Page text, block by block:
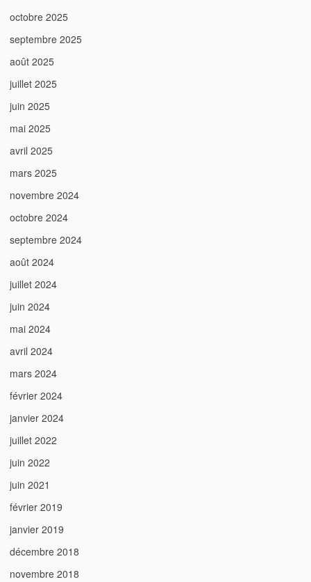
octobre 2025
septembre 2025
août 2025
juillet 2025
juin 2025
mai 2025
avril 2025
mars 2025
novembre 2024
octobre 2024
septembre 2024
août 2024
juillet 2024
juin 2024
mai 2024
avril 2024
mars 2024
février 2024
janvier 2024
juillet 2022
juin 2022
juin 2021
février 2019
janvier 2019
décembre 2018
novembre 2018